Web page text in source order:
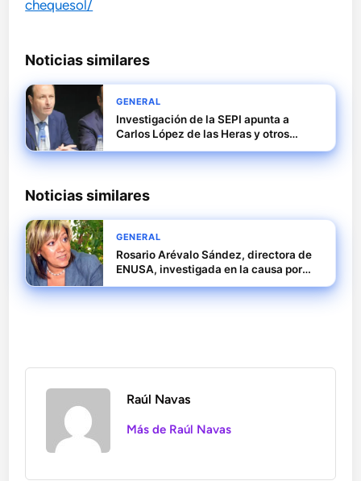
chequesol/
Noticias similares
GENERAL
Investigación de la SEPI apunta a
Carlos López de las Heras y otros
directivos de Tubos Reunidos
Noticias similares
GENERAL
Rosario Arévalo Sández, directora de
ENUSA, investigada en la causa por
amaños en empresas públicas
Raúl Navas
Más de Raúl Navas